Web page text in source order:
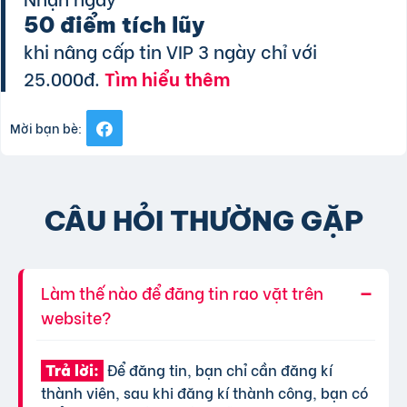
50 điểm tích lũy
khi nâng cấp tin VIP 3 ngày chỉ với
25.000đ.Tìm hiểu thêm
Mời bạn bè:
CÂU HỎI THƯỜNG GẶP
Làm thế nào để đăng tin rao vặt trên
website?
Trả lời: Để đăng tin, bạn chỉ cần đăng kí
thành viên, sau khi đăng kí thành công, bạn có